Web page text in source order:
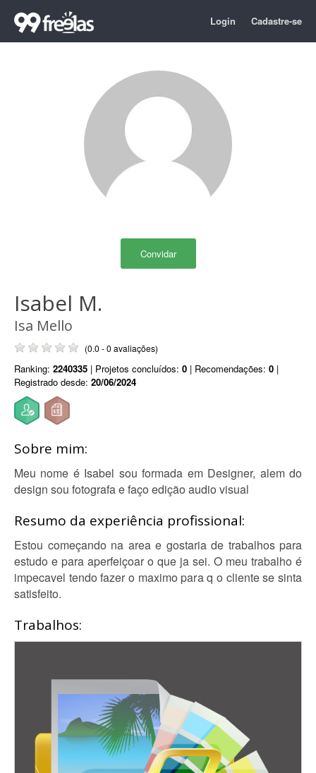
Login Cadastre-se
Convidar
Isabel M.
Isa Mello
(0.0 - 0 avaliações)
Ranking: 2240335 | Projetos concluídos: 0 | Recomendações: 0 |
Registrado desde: 20/06/2024
Sobre mim:
Meu nome é Isabel sou formada em Designer, alem do
design sou fotografa e faço edição audio visual
Resumo da experiência profissional:
Estou começando na area e gostaria de trabalhos para
estudo e para aperfeiçoar o que ja sei. O meu trabalho é
impecavel tendo fazer o maximo para q o cliente se sinta
satisfeito.
Trabalhos: